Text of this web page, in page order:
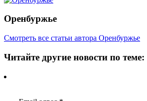
Оренбуржье
Смотреть все статьи автора Оренбуржье
Читайте другие новости по теме: